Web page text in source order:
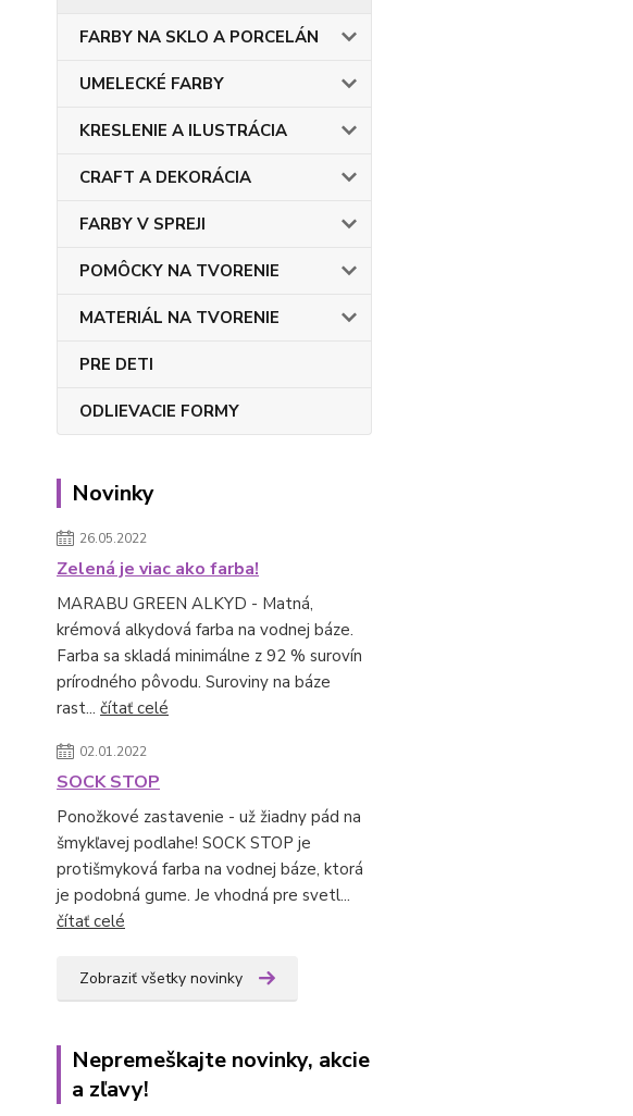
FARBY NA SKLO A PORCELÁN
UMELECKÉ FARBY
KRESLENIE A ILUSTRÁCIA
CRAFT A DEKORÁCIA
FARBY V SPREJI
POMÔCKY NA TVORENIE
MATERIÁL NA TVORENIE
PRE DETI
ODLIEVACIE FORMY
Novinky
26.05.2022
Zelená je viac ako farba!
MARABU GREEN ALKYD - Matná,
krémová alkydová farba na vodnej báze.
Farba sa skladá minimálne z 92 % surovín
prírodného pôvodu. Suroviny na báze
rast... čítať celé
02.01.2022
SOCK STOP
Ponožkové zastavenie - už žiadny pád na
šmykľavej podlahe! SOCK STOP je
protišmyková farba na vodnej báze, ktorá
je podobná gume. Je vhodná pre svetl...
čítať celé
Zobraziť všetky novinky
Nepremeškajte novinky, akcie
a zľavy!